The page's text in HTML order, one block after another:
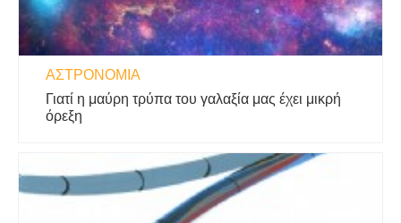
ΑΣΤΡΟΝΟΜΊΑ
Γιατί η μαύρη τρύπα του γαλαξία μας έχει μικρή
όρεξη